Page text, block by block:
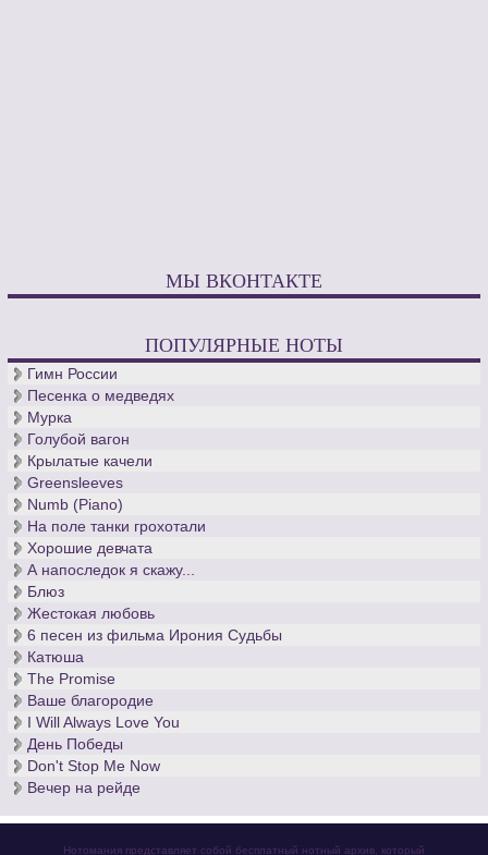
МЫ ВКОНТАКТЕ
ПОПУЛЯРНЫЕ НОТЫ
Гимн России
Песенка о медведях
Мурка
Голубой вагон
Крылатые качели
Greensleeves
Numb (Piano)
На поле танки грохотали
Хорошие девчата
А напоследок я скажу...
Блюз
Жестокая любовь
6 песен из фильма Ирония Судьбы
Катюша
The Promise
Ваше благородие
I Will Always Love You
День Победы
Don't Stop Me Now
Вечер на рейде
Нотомания представляет собой бесплатный нотный архив, который